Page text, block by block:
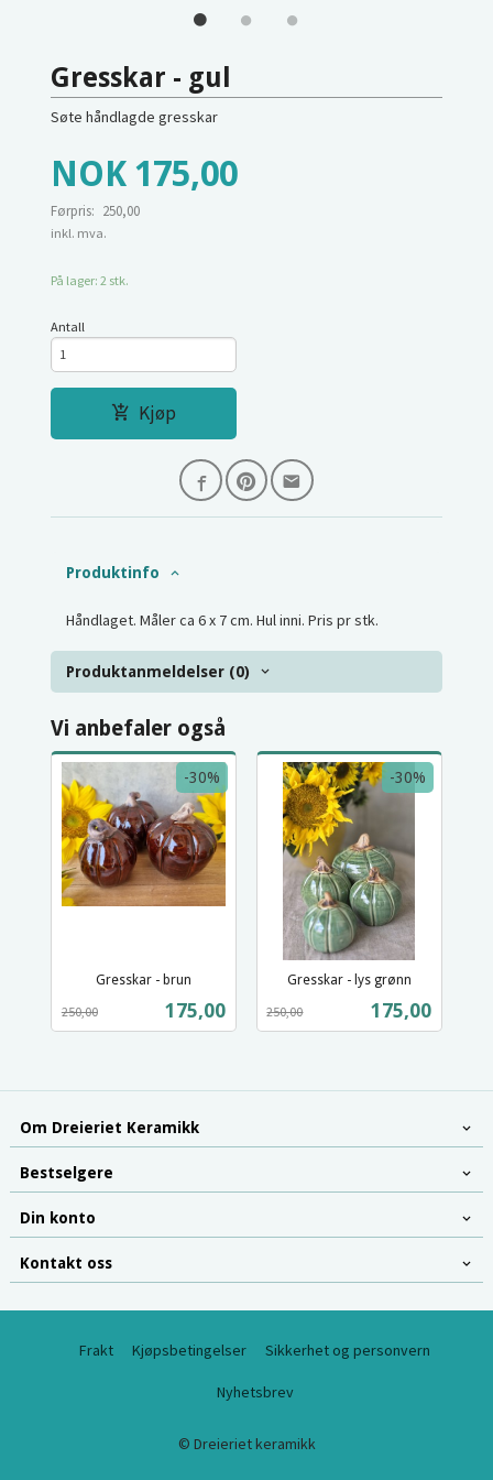
Gresskar - gul
Søte håndlagde gresskar
Tilbud
NOK 175,00
Førpris: 250,00
Rabatt
inkl. mva.
På lager: 2 stk.
Antall
Kjøp
Produktinfo
Håndlaget. Måler ca 6 x 7 cm. Hul inni. Pris pr stk.
Produktanmeldelser (0)
Vi anbefaler også
Gresskar - brun
Tilbud
175,00
250,00
-30%
mva.
Gresskar - lys grønn
Tilbud
175,00
250,00
-30%
mva.
Om Dreieriet Keramikk
Bestselgere
Din konto
Kontakt oss
Frakt Kjøpsbetingelser Sikkerhet og personvern
Nyhetsbrev
© Dreieriet keramikk